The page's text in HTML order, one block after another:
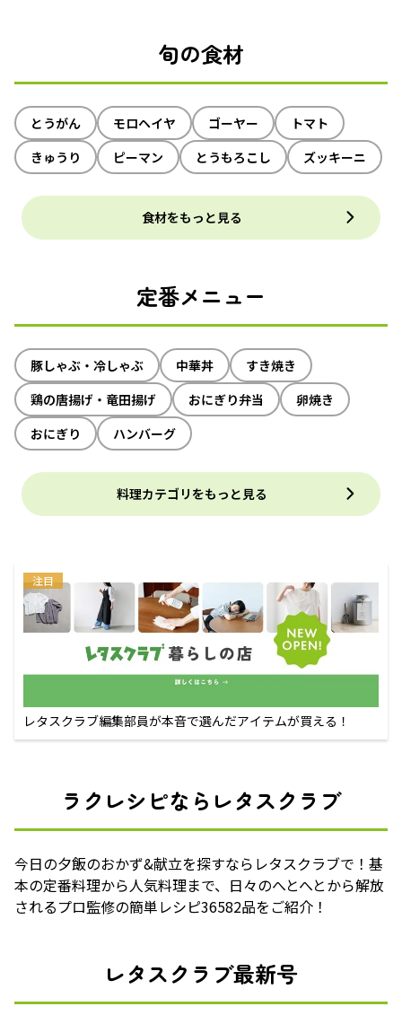
旬の食材
とうがん モロヘイヤ ゴーヤー
トマト
きゅうり
ピーマン とうもろこし ズッキーニ
食材をもっと見る
定番メニュー
豚しゃぶ・冷しゃぶ 中華丼
すき焼き
鶏の唐揚げ・竜田揚げ
おにぎり弁当
卵焼き
おにぎり
ハンバーグ
料理カテゴリをもっと見る
注目
レタスクラブ編集部員が本音で選んだアイテムが買える！
ラクレシピならレタスクラブ
今日の夕飯のおかず&献立を探すならレタスクラブで！基
本の定番料理から人気料理まで、日々のへとへとから解放
されるプロ監修の簡単レシピ36582品をご紹介！
レタスクラブ最新号